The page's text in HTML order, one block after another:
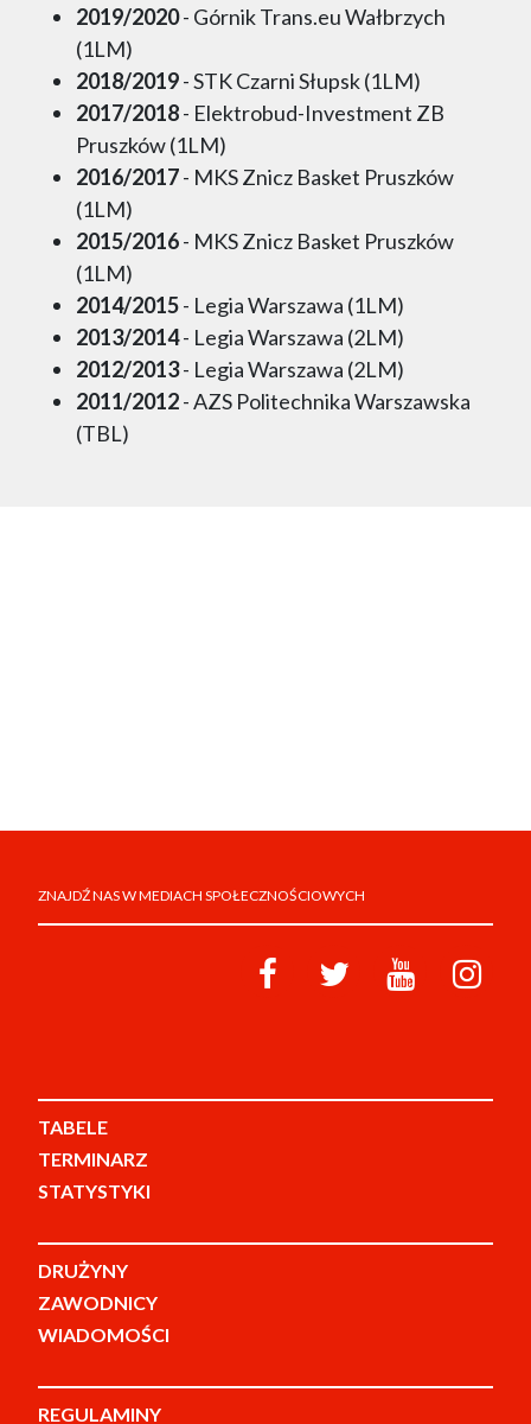
2019/2020- Górnik Trans.eu Wałbrzych
(1LM)
2018/2019- STK Czarni Słupsk (1LM)
2017/2018- Elektrobud-Investment ZB
Pruszków (1LM)
2016/2017- MKS Znicz Basket Pruszków
(1LM)
2015/2016- MKS Znicz Basket Pruszków
(1LM)
2014/2015- Legia Warszawa (1LM)
2013/2014- Legia Warszawa (2LM)
2012/2013- Legia Warszawa (2LM)
2011/2012- AZS Politechnika Warszawska
(TBL)
ZNAJDŹ NAS W MEDIACH SPOŁECZNOŚCIOWYCH
TABELE
TERMINARZ
STATYSTYKI
DRUŻYNY
ZAWODNICY
WIADOMOŚCI
REGULAMINY